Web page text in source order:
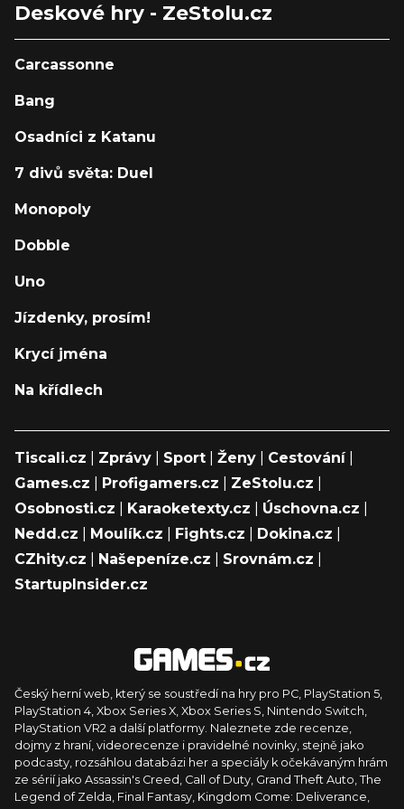
Deskové hry - ZeStolu.cz
Carcassonne
Bang
Osadníci z Katanu
7 divů světa: Duel
Monopoly
Dobble
Uno
Jízdenky, prosím!
Krycí jména
Na křídlech
Tiscali.cz Zprávy Sport Ženy Cestování|
Games.cz
Profigamers.cz ZeStolu.cz
Osobnosti.cz
Karaoketexty.cz Úschovna.cz
Nedd.cz
Moulík.cz Fights.cz Dokina.cz
CZhity.cz
Našepeníze.cz Srovnám.cz
StartupInsider.cz
Český herní web, který se soustředí na hry pro PC, PlayStation 5,
PlayStation 4, Xbox Series X, Xbox Series S, Nintendo Switch,
PlayStation VR2 a další platformy. Naleznete zde recenze,
dojmy z hraní, videorecenze i pravidelné novinky, stejně jako
podcasty, rozsáhlou databázi her a speciály k očekávaným hrám
ze sérií jako Assassin's Creed, Call of Duty, Grand Theft Auto, The
Legend of Zelda, Final Fantasy, Kingdom Come: Deliverance,